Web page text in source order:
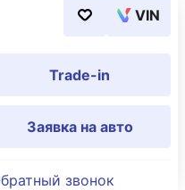
VIN
Trade-in
Заявка на авто
звонок